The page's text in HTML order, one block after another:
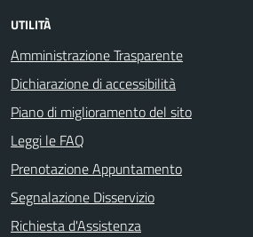
UTILITÀ
Amministrazione Trasparente
Dichiarazione di accessibilità
Piano di miglioramento del sito
Leggi le FAQ
Prenotazione Appuntamento
Segnalazione Disservizio
Richiesta d'Assistenza